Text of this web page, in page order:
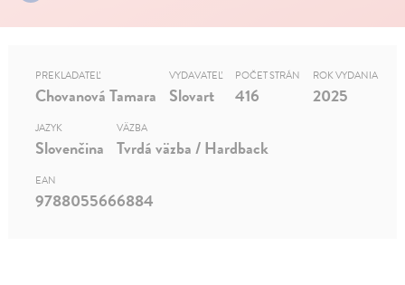
PREKLADATEĽ
Chovanová Tamara
VYDAVATEĽ
Slovart
POČET STRÁN
416
ROK VYDANIA
2025
JAZYK
Slovenčina
VÄZBA
Tvrdá väzba / Hardback
EAN
9788055666884